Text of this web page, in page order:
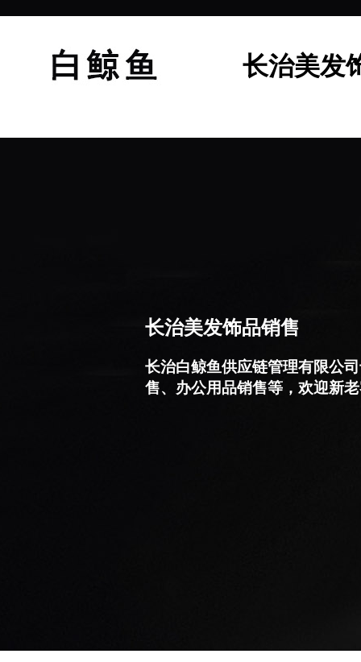
长治美发
长治美发饰品销售
长治白鲸鱼供应链管理有限公
售、办公用品销售等，欢迎新